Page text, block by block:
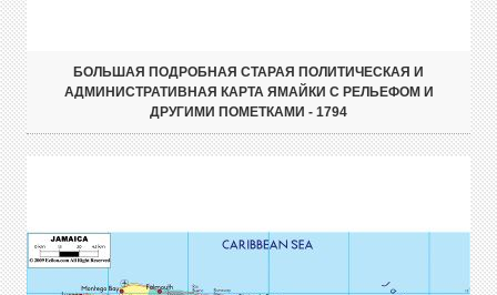
БОЛЬШАЯ ПОДРОБНАЯ СТАРАЯ ПОЛИТИЧЕСКАЯ И
АДМИНИСТРАТИВНАЯ КАРТА ЯМАЙКИ С РЕЛЬЕФОМ И
ДРУГИМИ ПОМЕТКАМИ - 1794